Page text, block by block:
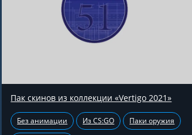
Пак скинов из коллекции «Vertigo 2021»
Без анимации Из CS:GO Паки оружия